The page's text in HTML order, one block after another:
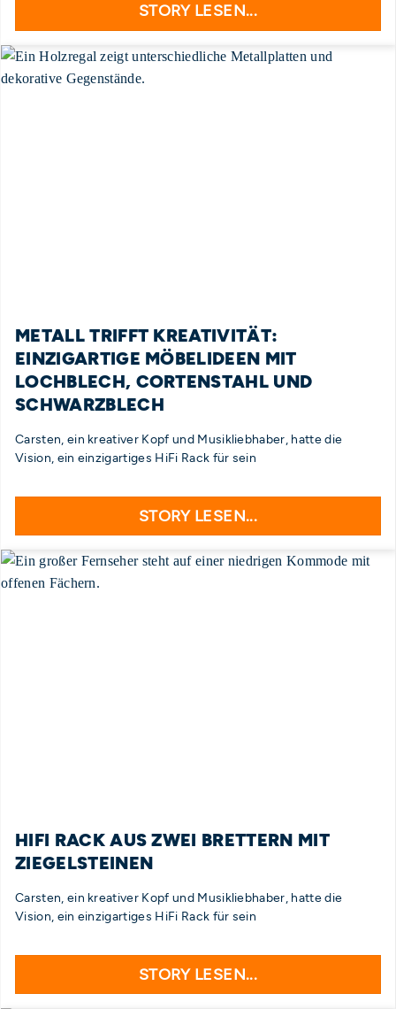
STORY LESEN...
METALL TRIFFT KREATIVITÄT:
EINZIGARTIGE MÖBELIDEEN MIT
LOCHBLECH, CORTENSTAHL UND
SCHWARZBLECH
Carsten, ein kreativer Kopf und Musikliebhaber, hatte die
Vision, ein einzigartiges HiFi Rack für sein
STORY LESEN...
HIFI RACK AUS ZWEI BRETTERN MIT
ZIEGELSTEINEN
Carsten, ein kreativer Kopf und Musikliebhaber, hatte die
Vision, ein einzigartiges HiFi Rack für sein
STORY LESEN...